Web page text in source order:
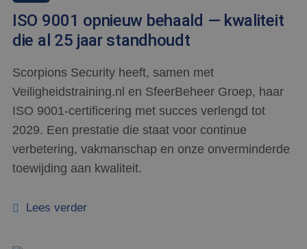
ISO 9001 opnieuw behaald — kwaliteit
die al 25 jaar standhoudt
Scorpions Security heeft, samen met
Veiligheidstraining.nl en SfeerBeheer Groep, haar
ISO 9001-certificering met succes verlengd tot
2029. Een prestatie die staat voor continue
verbetering, vakmanschap en onze onverminderde
toewijding aan kwaliteit.
Lees verder